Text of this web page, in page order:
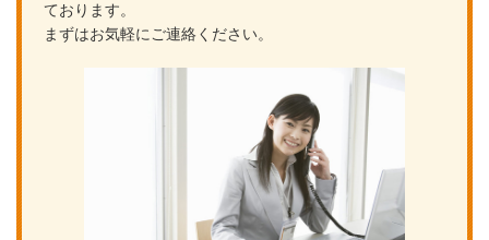
ております。
まずはお気軽にご連絡ください。